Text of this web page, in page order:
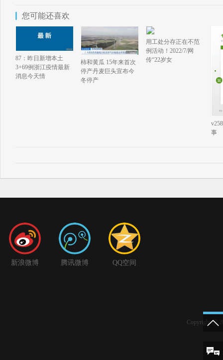
您可能还喜欢
87：昨日新增本土
3+69例浙江疫情最新
消息今天情
柿和黄瓜 15年来首次
停产丹麦巨头宣布今
冬停产
用工处分存正在不范
例活动！2022/7/网
传“22岁女
事
新浪微博 腾讯微博 QQ空间
Copyright @